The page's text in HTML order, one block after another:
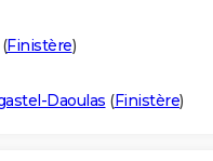
Finistère)
Daoulas (Finistère)